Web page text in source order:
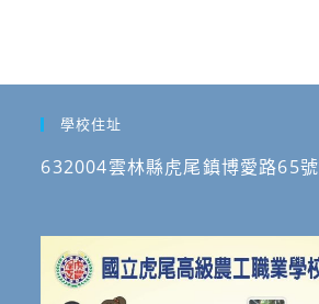
學校住址
632004雲林縣虎尾鎮博愛路65號